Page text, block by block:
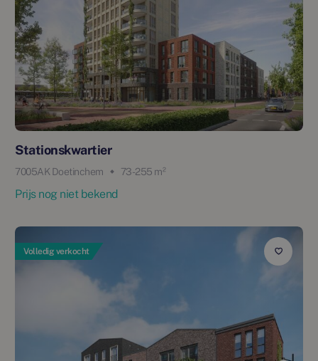
Stationskwartier
7005AK Doetinchem 73 - 255 m²
Prijs nog niet bekend
Volledig verkocht